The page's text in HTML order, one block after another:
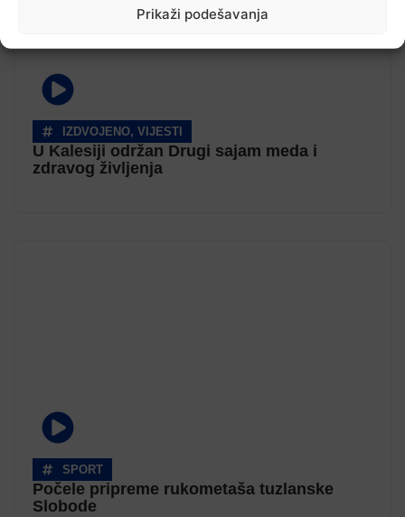
Prikaži podešavanja
IZDVOJENO, VIJESTI
U Kalesiji održan Drugi sajam meda i
zdravog življenja
SPORT
Počele pripreme rukometaša tuzlanske
Slobode